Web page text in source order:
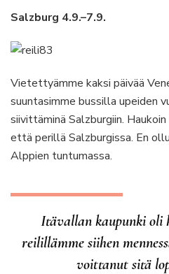
Salzburg 4.9.–7.9.
Vietettyämme kaksi päivää
suuntasimme bussilla upeiden
siivittäminä Salzburgiin.
että perillä Salzburgissa. En
Alppien tuntumassa.
Itävallan kaupunki oli
reilillämme siihen
voittanut sitä